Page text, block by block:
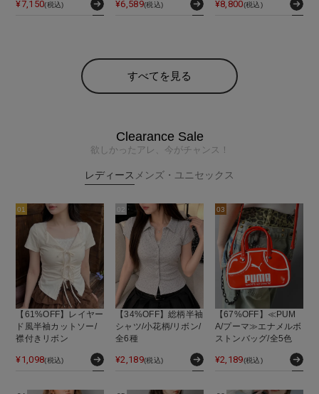
¥7,150(税込) ¥6,589(税込) ¥8,800(税込)
すべてを見る
Clearance Sale
欲しかったアレ、今がチャンス！
レディース メンズ・ユニセックス
【61%OFF】レイヤー
ド風半袖カットソー/
襟付きリボン
¥1,098(税込)
【34%OFF】総柄半袖
シャツ/小花柄/リボン/
全6種
¥2,189(税込)
【67%OFF】≪PUM
A/プーマ≫エナメルボ
ストンバッグ/全5色
¥2,189(税込)